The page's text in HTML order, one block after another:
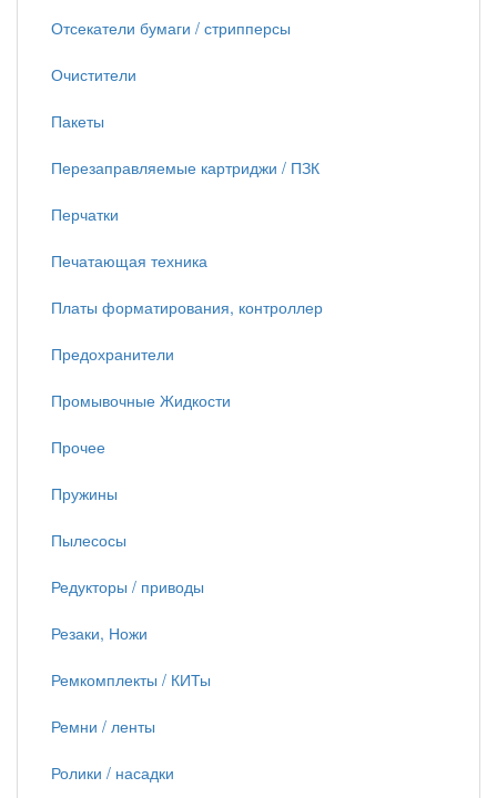
Отсекатели бумаги / стрипперсы
Очистители
Пакеты
Перезаправляемые картриджи / ПЗК
Перчатки
Печатающая техника
Платы форматирования, контроллер
Предохранители
Промывочные Жидкости
Прочее
Пружины
Пылесосы
Редукторы / приводы
Резаки, Ножи
Ремкомплекты / КИТы
Ремни / ленты
Ролики / насадки